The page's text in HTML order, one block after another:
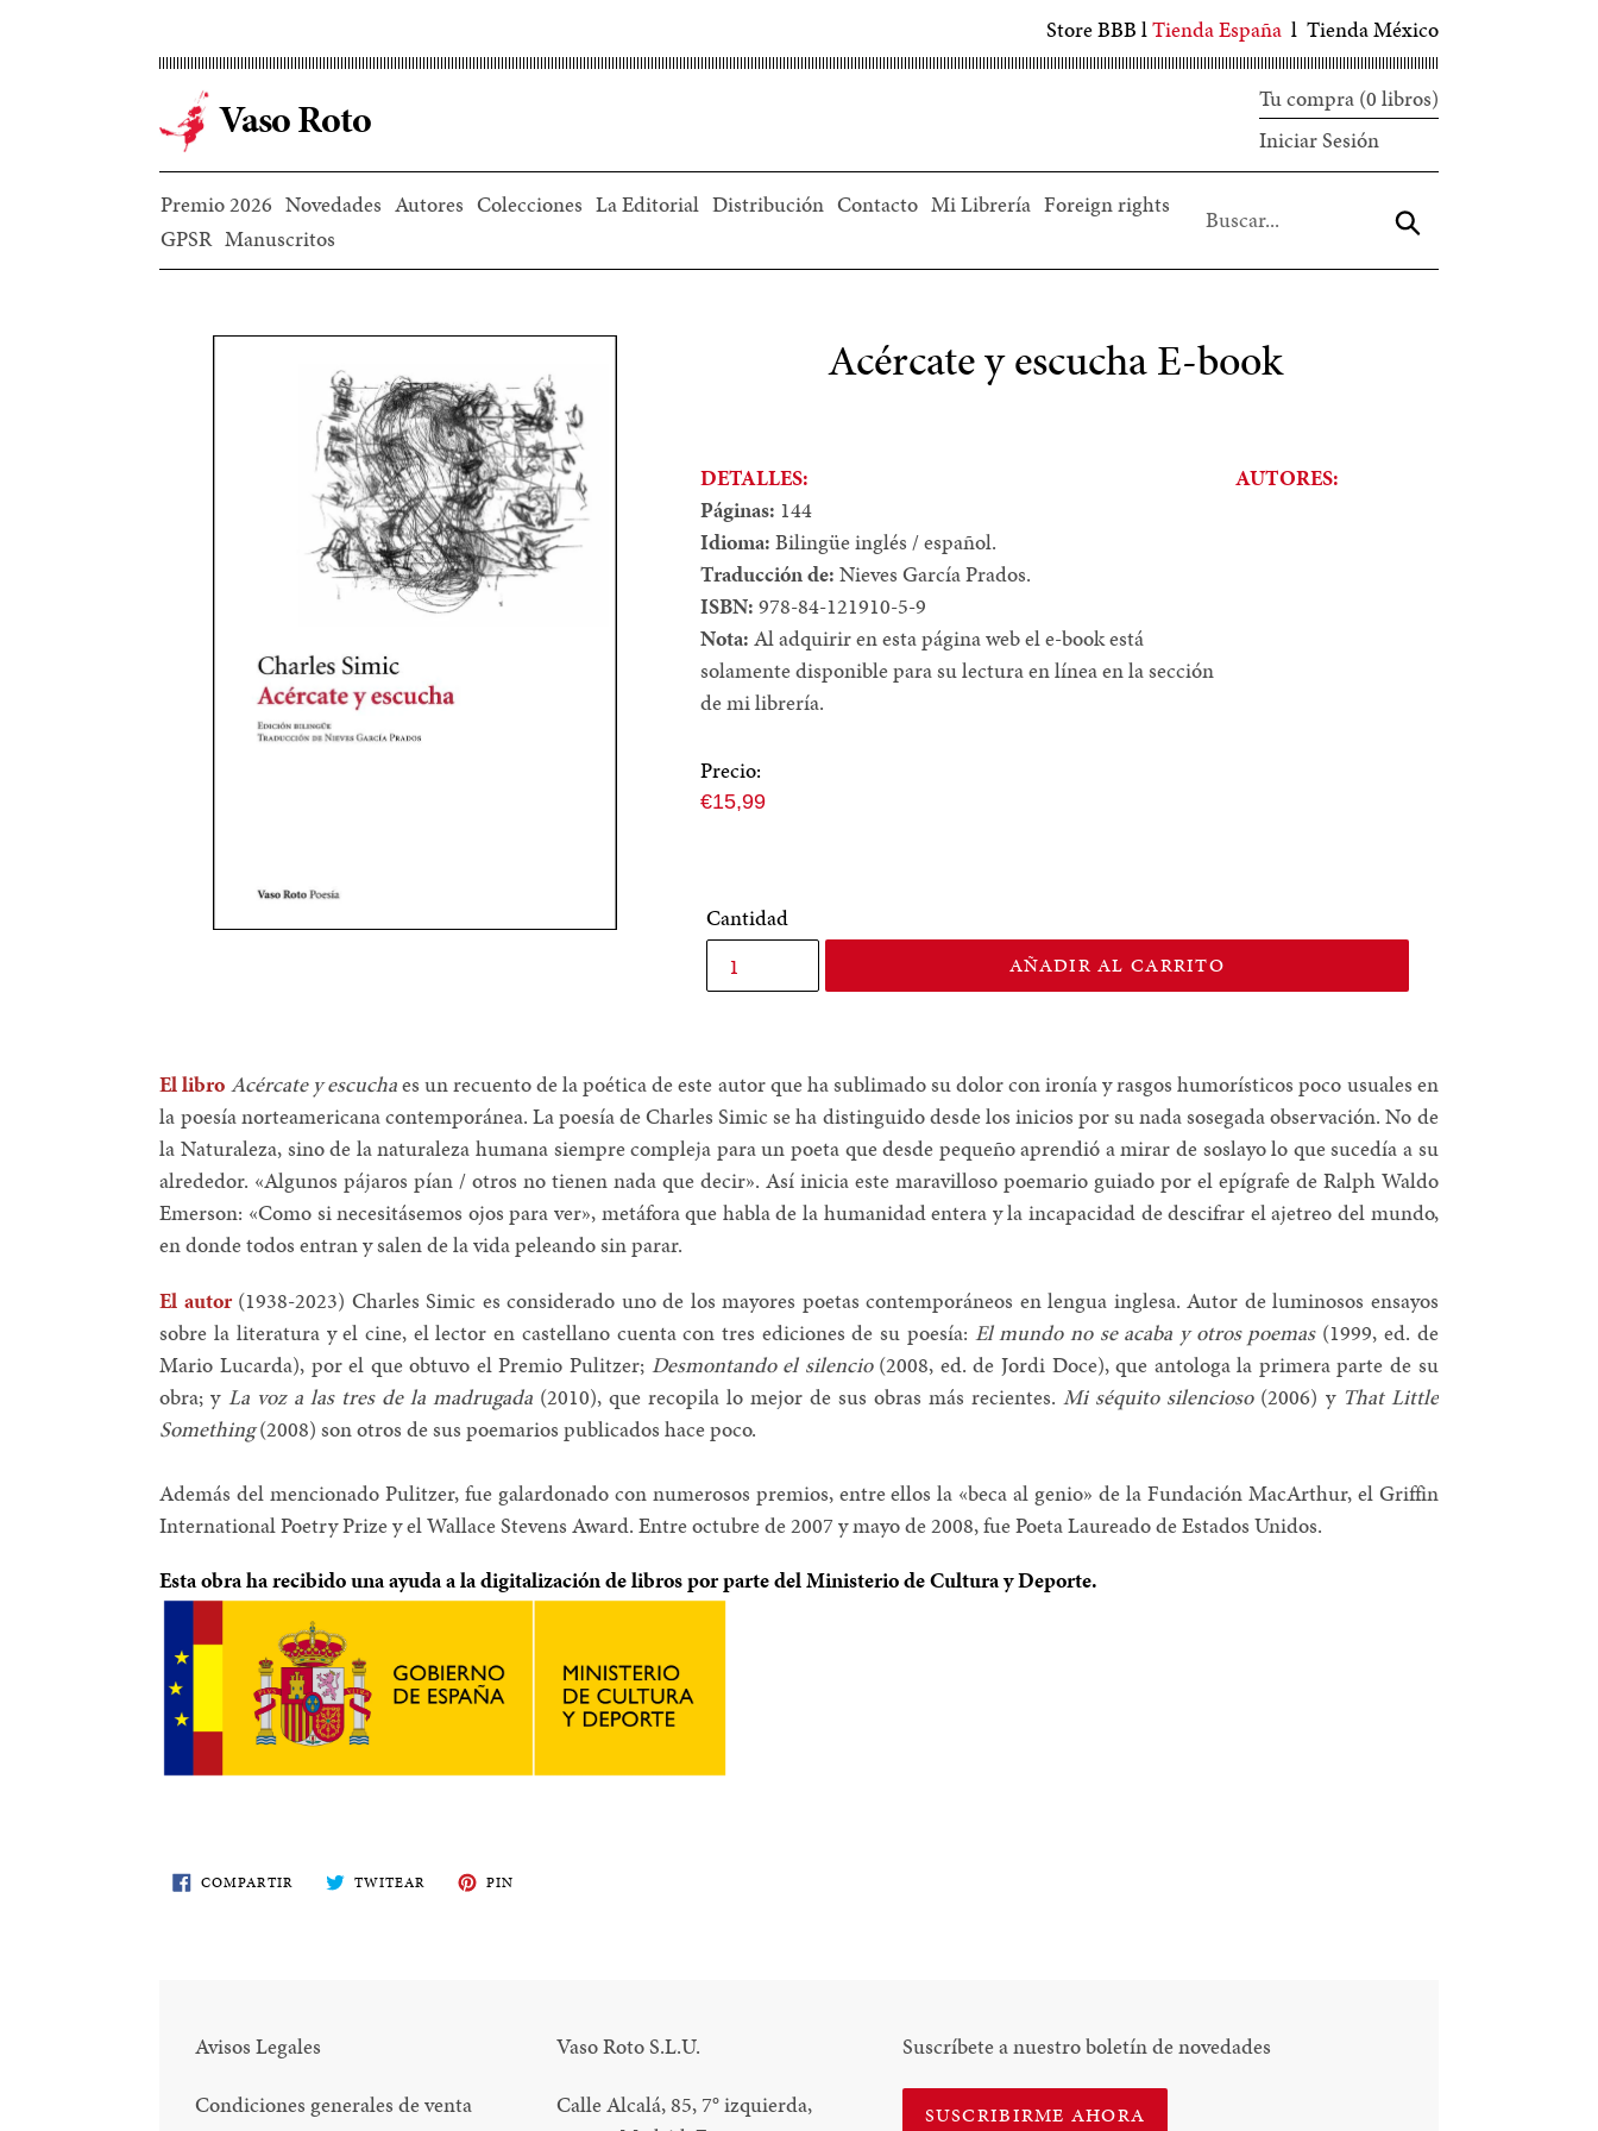
contenido
principal
Store BBB lTienda España l Tienda México
Vaso Roto
Tu compra (0 libros)
Iniciar SesiónIniciar
sesión
Premio 2026 Novedades Autores Colecciones La Editorial Distribución Contacto Mi Librería Foreign rights
GPSR Manuscritos
Acércate y escucha E-book
DETALLES:
Páginas: 144
Idioma:Bilingüe inglés / español.
Traducción de:Nieves García Prados.
ISBN:978-84-121910-5-9
Nota:Al adquirir en esta página web el e-book está
solamente disponible para su lectura en línea en la sección
de mi librería.
AUTORES:
Precio:
Precio
€15,99
Cantidad
AÑADIR AL CARRITO
El libro Acércate y escuchaes un recuento de la poética de este autor que ha sublimado su dolor con ironía y rasgos humorísticos poco usuales en
la poesía norteamericana contemporánea. La poesía de Charles Simic se ha distinguido desde los inicios por su nada sosegada observación. No de
la Naturaleza, sino de la naturaleza humana siempre compleja para un poeta que desde pequeño aprendió a mirar de soslayo lo que sucedía a su
alrededor. «Algunos pájaros pían / otros no tienen nada que decir». Así inicia este maravilloso poemario guiado por el epígrafe de Ralph Waldo
Emerson: «Como si necesitásemos ojos para ver», metáfora que habla de la humanidad entera y la incapacidad de descifrar el ajetreo del mundo,
en donde todos entran y salen de la vida peleando sin parar.
El autor (1938-2023) Charles Simic es considerado uno de los mayores poetas contemporáneos en lengua inglesa. Autor de luminosos ensayos
sobre la literatura y el cine, el lector en castellano cuenta con tres ediciones de su poesía: El mundo no se acaba y otros poemas(1999, ed. de
Mario Lucarda), por el que obtuvo el Premio Pulitzer; Desmontando el silencio(2008, ed. de Jordi Doce), que antologa la primera parte de su
obra; y La voz a las tres de la madrugada (2010), que recopila lo mejor de sus obras más recientes.Mi séquito silencioso(2006) y That Little
Something(2008) son otros de sus poemarios publicados hace poco.
Además del mencionado Pulitzer, fue galardonado con numerosos premios, entre ellos la «beca al genio» de la Fundación MacArthur, el Griffin
International Poetry Prize y el Wallace Stevens Award. Entre octubre de 2007 y mayo de 2008, fue Poeta Laureado de Estados Unidos.
Esta obra ha recibido una ayuda a la digitalización de libros por parte del Ministerio de Cultura y Deporte.
COMPARTIR COMPARTETWITEAR TWITEA
EN
PINPIN
Avisos Legales
Condiciones generales de venta
Vaso Roto S.L.U.
Calle Alcalá, 85, 7°izquierda,
Suscríbete a nuestro boletín de novedades
SUSCRIBIRME AHORA